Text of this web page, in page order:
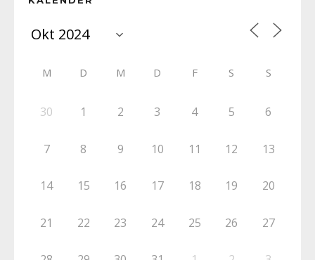
M D M D F S S
30 1 2 3 4 5 6
7 8 9 10 11 12 13
14 15 16 17 18 19 20
21 22 23 24 25 26 27